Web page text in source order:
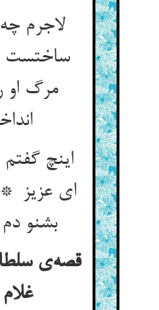
لاجرم
ساختست
مرگ او
اینچ
ای عزیز
بشنو دم عطار نیز
قصه‌ی
غلام هندو